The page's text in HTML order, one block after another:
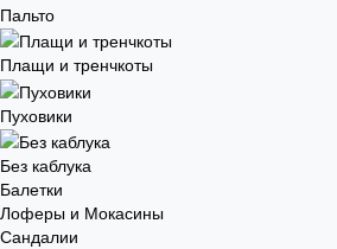
Пальто
Плащи и тренчкоты
Пуховики
Без каблука
Балетки
Лоферы и Мокасины
Сандалии